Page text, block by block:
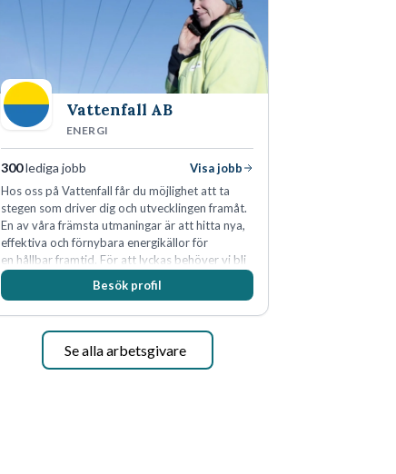
Vattenfall AB
ENERGI
300lediga jobb
Visa jobb
Hos oss på Vattenfall får du möjlighet att ta
stegen som driver dig och utvecklingen framåt.
En av våra främsta utmaningar är att hitta nya,
effektiva och förnybara energikällor för
en hållbar framtid. För att lyckas behöver vi bli
fler medarbetare som vill göra skillnad.
Besök profil
Se alla arbetsgivare